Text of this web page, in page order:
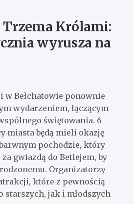
Trzema Królami:
wyrusza na
w Bełchatowie ponownie
wydarzeniem, łączącym
świętowania. 6
miasta będą mieli okazję
pochodzie, który
gwiazdą do Betlejem, by
Organizatorzy
które z pewnością
starszych, jak i młodszych